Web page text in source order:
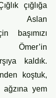
çığlığa
Aslan
başımızı
Ömer’in
kaldık.
koştuk,
ağzına yem